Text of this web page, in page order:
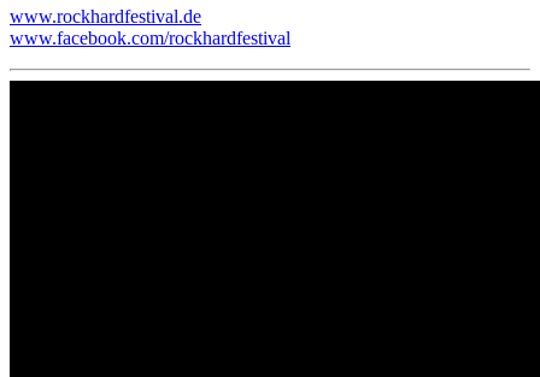
www.rockhardfestival.de
www.facebook.com/rockhardfestival